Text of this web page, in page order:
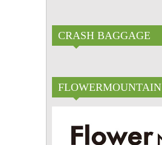
CRASH BAGGAGE
FLOWERMOUNTAIN